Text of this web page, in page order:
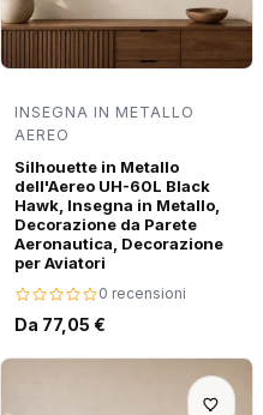
INSEGNA IN METALLO
AEREO
Silhouette in Metallo
dell'Aereo UH-60L Black
Hawk, Insegna in Metallo,
Decorazione da Parete
Aeronautica, Decorazione
per Aviatori
0 recensioni
Da 77,05 €